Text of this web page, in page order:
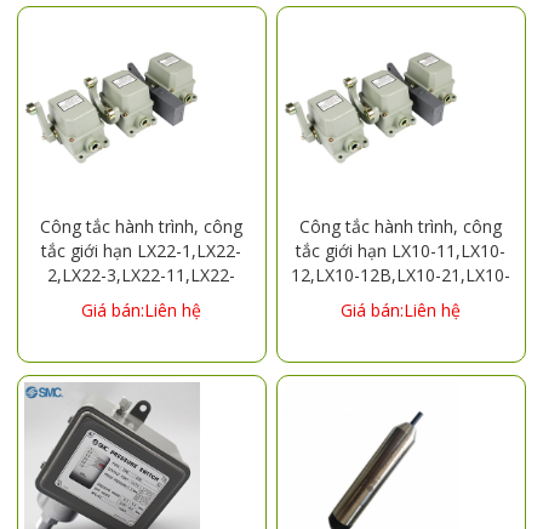
Công tắc hành trình, công
tắc giới hạn LX22-1,LX22-
2,LX22-3,LX22-11,LX22-
12,LX22-21,LX22-22,LX22-
31,LX22-32
Giá bán:Liên hệ
Công tắc hành trình, công
tắc giới hạn LX10-11,LX10-
12,LX10-12B,LX10-21,LX10-
22,LX10-31,LX10-32
Giá bán:Liên hệ